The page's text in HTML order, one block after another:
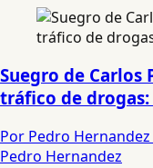
Suegro de Carlos
tráfico de
Por Pedro Hernandez
Pedro Hernandez